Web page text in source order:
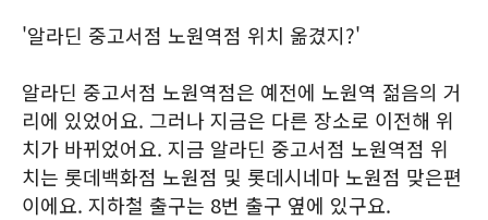
'알라딘 중고서점 노원역점 위치 옮겼지?'
알라딘 중고서점 노원역점은 예전에 노원역 젊음의 거
리에 있었어요. 그러나 지금은 다른 장소로 이전해 위
치가 바뀌었어요. 지금 알라딘 중고서점 노원역점 위
치는 롯데백화점 노원점 및 롯데시네마 노원점 맞은편
이에요. 지하철 출구는 8번 출구 옆에 있구요.